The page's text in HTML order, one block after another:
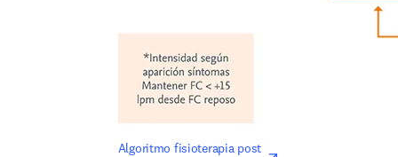
Algoritmo fisioterapia post